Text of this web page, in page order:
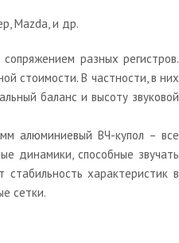
Mazda, и др.
разных регистров.
стоимости. В частности, в них
баланс и высоту звуковой
алюминиевый ВЧ-купол – все
динамики, способные звучать
характеристик в
сетки.